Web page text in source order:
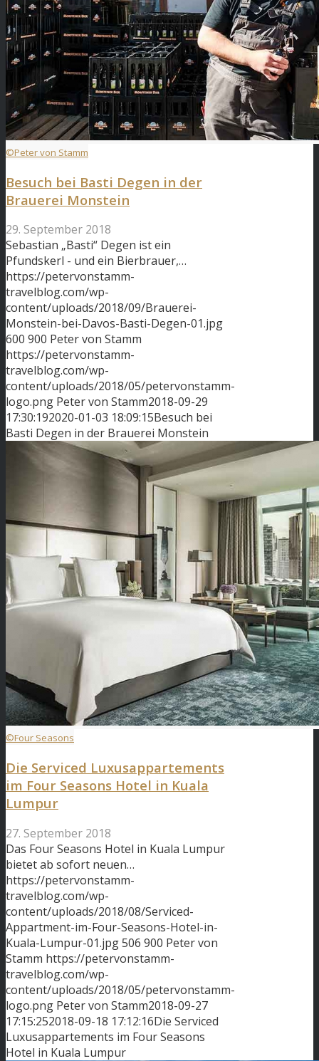
©Peter von Stamm
Besuch bei Basti Degen in der
Brauerei Monstein
29. September 2018
Sebastian „Basti“ Degen ist ein
Pfundskerl - und ein Bierbrauer,…
https://petervonstamm-
travelblog.com/wp-
content/uploads/2018/09/Brauerei-
Monstein-bei-Davos-Basti-Degen-01.jpg
600 900 Peter von Stamm
https://petervonstamm-
travelblog.com/wp-
content/uploads/2018/05/petervonstamm-
logo.png Peter von Stamm2018-09-29
17:30:192020-01-03 18:09:15Besuch bei
Basti Degen in der Brauerei Monstein
©Four Seasons
Die Serviced Luxusappartements
im Four Seasons Hotel in Kuala
Lumpur
27. September 2018
Das Four Seasons Hotel in Kuala Lumpur
bietet ab sofort neuen…
https://petervonstamm-
travelblog.com/wp-
content/uploads/2018/08/Serviced-
Appartment-im-Four-Seasons-Hotel-in-
Kuala-Lumpur-01.jpg506 900 Peter von
Stamm https://petervonstamm-
travelblog.com/wp-
content/uploads/2018/05/petervonstamm-
logo.png Peter von Stamm2018-09-27
17:15:252018-09-18 17:12:16Die Serviced
Luxusappartements im Four Seasons
Hotel in Kuala Lumpur